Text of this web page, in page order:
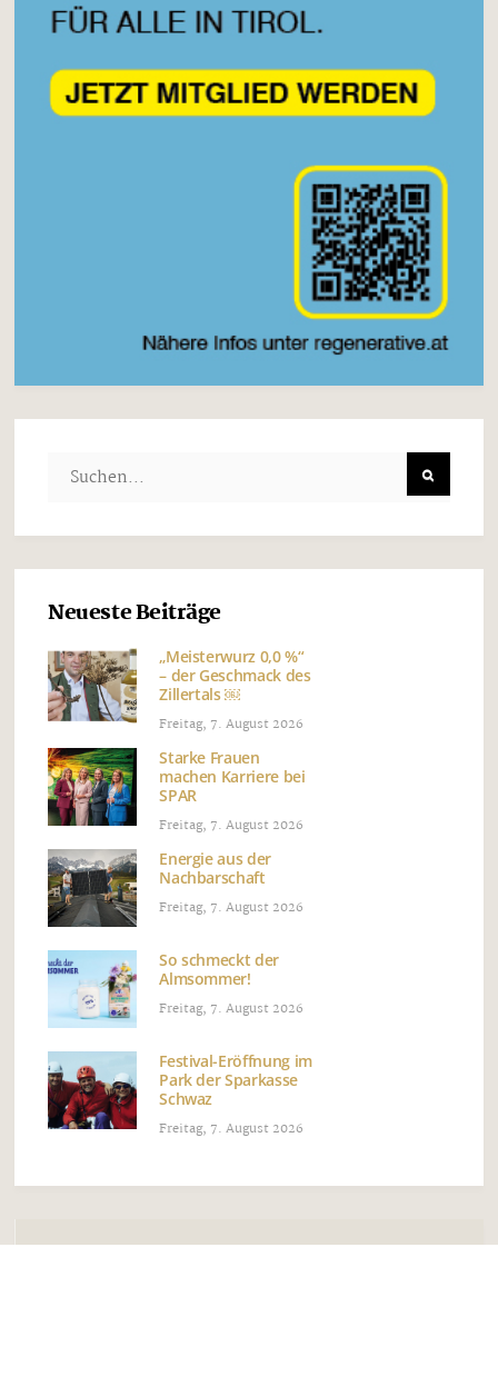
Neueste Beiträge
„Meisterwurz 0,0 %“
– der Geschmack des
Zillertals ￼
Freitag, 7. August 2026
Starke Frauen
machen Karriere bei
SPAR
Freitag, 7. August 2026
Energie aus der
Nachbarschaft
Freitag, 7. August 2026
So schmeckt der
Almsommer!
Freitag, 7. August 2026
Festival-Eröffnung im
Park der Sparkasse
Schwaz
Freitag, 7. August 2026